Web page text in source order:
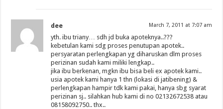
dee March 7, 2011 at 7:07 am
yth. ibu triany… sdh jd buka apoteknya..???
kebetulan kami sdg proses penutupan apotek..
persyaratan perlengkapan yg diharuskan dlm proses
perizinan sudah kami miliki lengkap..
jika ibu berkenan, mgkn ibu bisa beli ex apotek kami..
usia apotek kami hanya 1 thn (lokasi di jatibening) &
perlengkapan hampir tdk kami pakai, hanya sbg syarat
perizinan sj.. silahkan hub kami di no 02132672538 atau
08158092750.. thx..